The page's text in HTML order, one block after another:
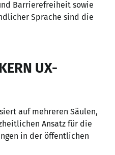
Barrierefreiheit sowie
Sprache sind die
UX-
auf mehreren Säulen,
Ansatz für die
in der öffentlichen